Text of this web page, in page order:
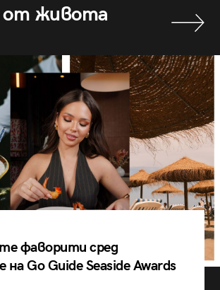
живота
фаворити сред
Go Guide Seaside Awards